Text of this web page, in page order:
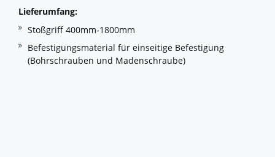
Lieferumfang:
Stoßgriff 400mm-1800mm
Befestigungsmaterial für einseitige Befestigung
(Bohrschrauben und Madenschraube)